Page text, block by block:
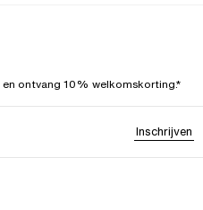
ontvang 10% welkomskorting.*
Inschrijven